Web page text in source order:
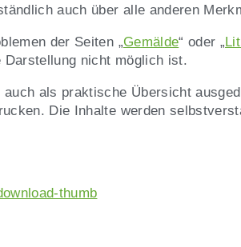
auch über alle anderen
der Seiten „Gemälde“ oder „
nicht möglich ist.
als praktische Übersicht
Die Inhalte werden